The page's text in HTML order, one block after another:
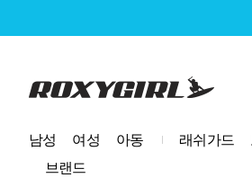
로고
남성 여성 아동 래쉬가드
브랜드